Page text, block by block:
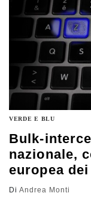
VERDE E BLU
Bulk-
nazionale,
europea
Di Andrea Monti